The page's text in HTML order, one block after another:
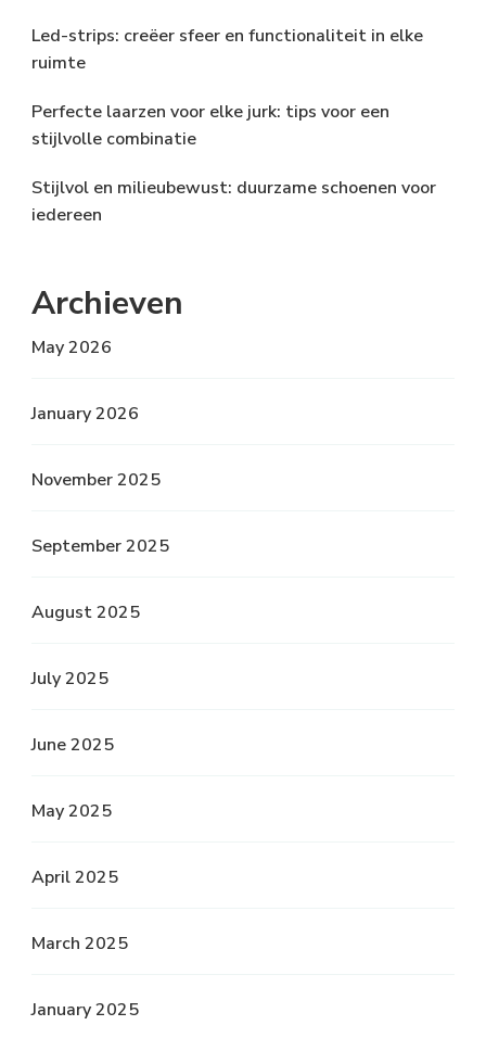
Led-strips: creëer sfeer en functionaliteit in elke
ruimte
Perfecte laarzen voor elke jurk: tips voor een
stijlvolle combinatie
Stijlvol en milieubewust: duurzame schoenen voor
iedereen
Archieven
May 2026
January 2026
November 2025
September 2025
August 2025
July 2025
June 2025
May 2025
April 2025
March 2025
January 2025